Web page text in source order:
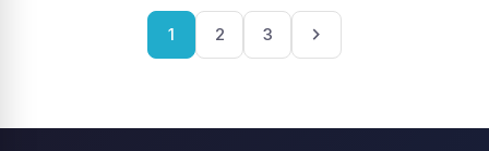
Stronicowanie
1 2 3 chevron_right